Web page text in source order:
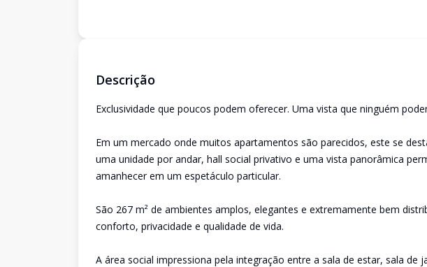
Descrição
Exclusividade que poucos podem oferecer. Uma vista que ninguém
Em um mercado onde muitos apartamentos são parecidos, este se
uma unidade por andar, hall social privativo e uma vista panorâmica
amanhecer em um espetáculo particular.
São 267 m² de ambientes amplos, elegantes e extremamente bem
conforto, privacidade e qualidade de vida.
A área social impressiona pela integração entre a sala de estar, sala de